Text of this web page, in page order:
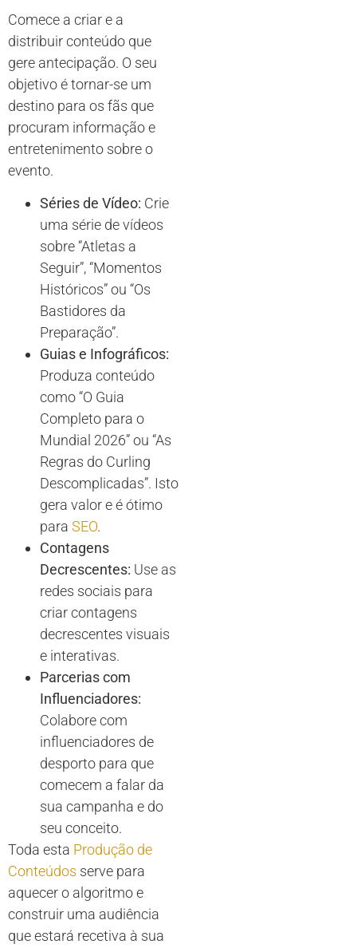
Comece a criar e a
distribuir conteúdo que
gere antecipação. O seu
objetivo é tornar-se um
destino para os fãs que
procuram informação e
entretenimento sobre o
evento.
Séries de Vídeo: Crie
uma série de vídeos
sobre “Atletas a
Seguir”, “Momentos
Históricos” ou “Os
Bastidores da
Preparação”.
Guias e Infográficos:
Produza conteúdo
como “O Guia
Completo para o
Mundial 2026” ou “As
Regras do Curling
Descomplicadas”. Isto
gera valor e é ótimo
para SEO.
Contagens
Decrescentes: Use as
redes sociais para
criar contagens
decrescentes visuais
e interativas.
Parcerias com
Influenciadores:
Colabore com
influenciadores de
desporto para que
comecem a falar da
sua campanha e do
seu conceito.
Toda esta Produção de
Conteúdos serve para
aquecer o algoritmo e
construir uma audiência
que estará recetiva à sua